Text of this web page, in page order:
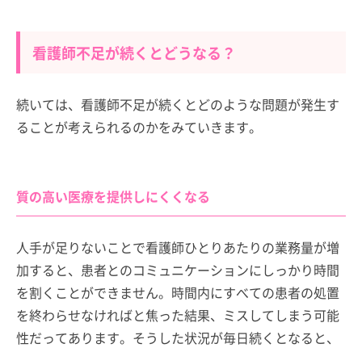
看護師不足が続くとどうなる？
続いては、看護師不足が続くとどのような問題が発生す
ることが考えられるのかをみていきます。
質の高い医療を提供しにくくなる
人手が足りないことで看護師ひとりあたりの業務量が増
加すると、患者とのコミュニケーションにしっかり時間
を割くことができません。時間内にすべての患者の処置
を終わらせなければと焦った結果、ミスしてしまう可能
性だってあります。そうした状況が毎日続くとなると、